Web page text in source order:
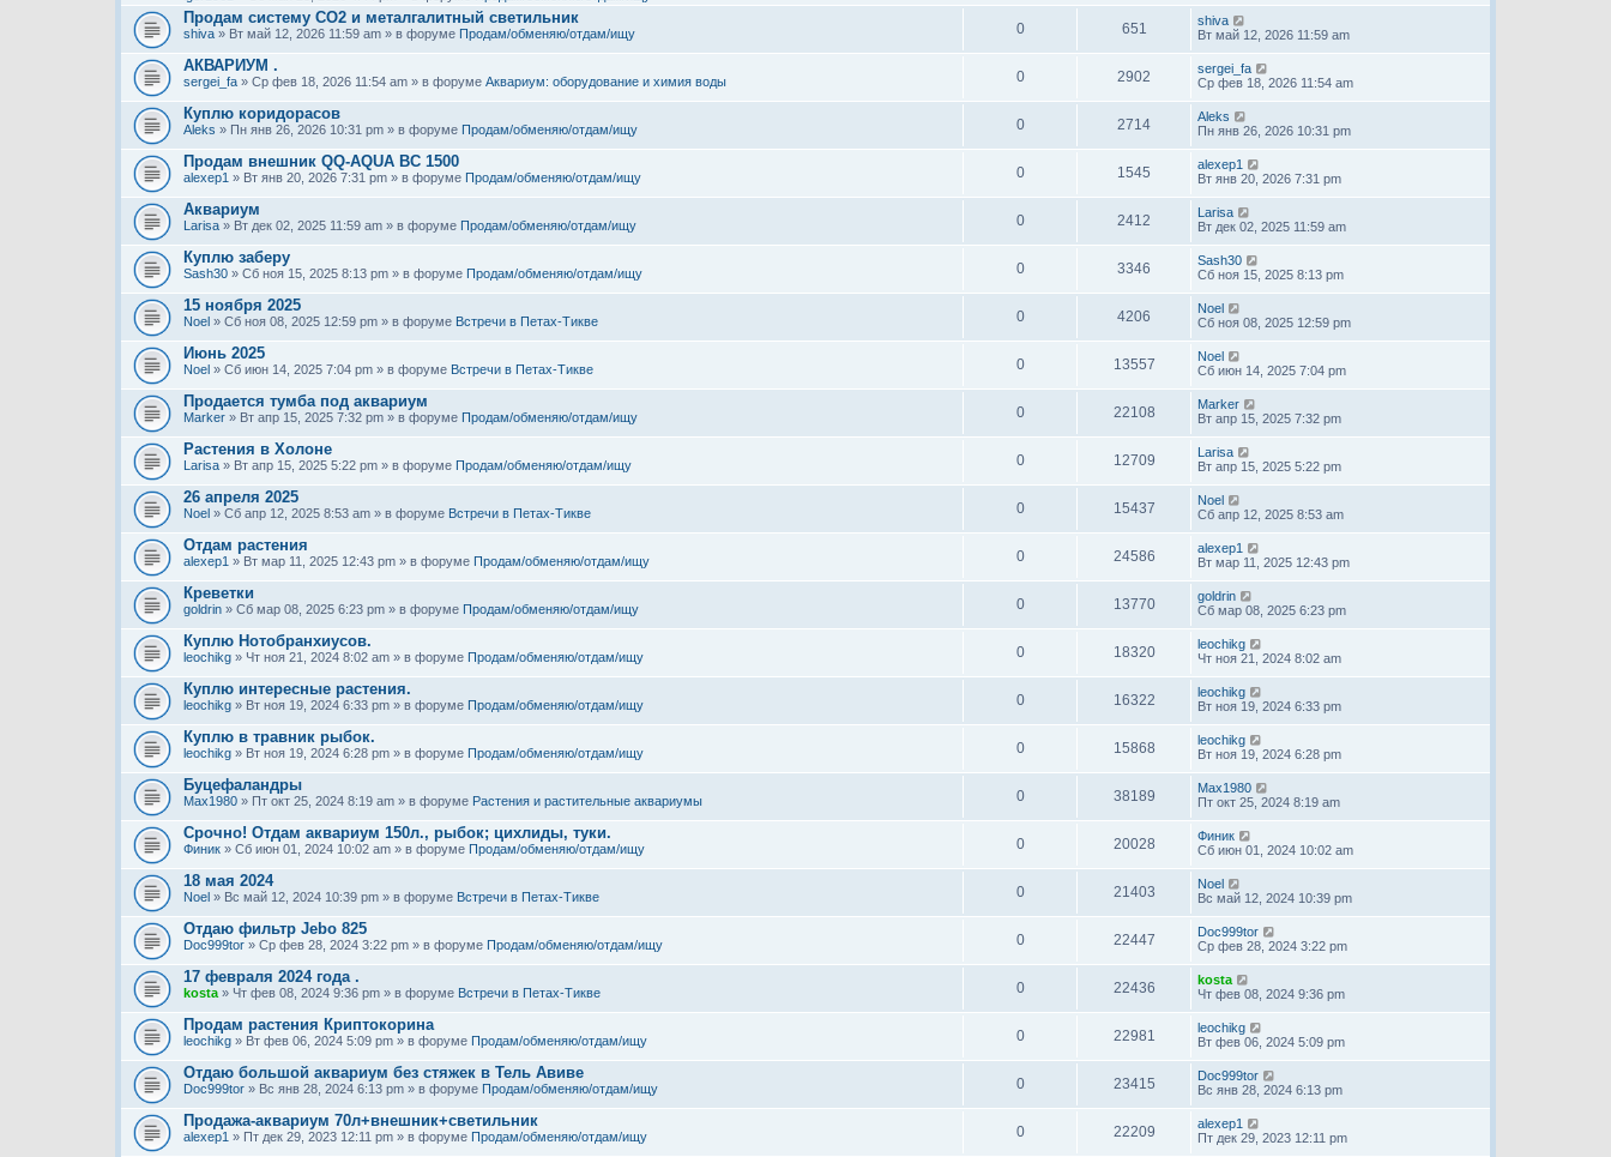
Продам систему СО2 и металгалитный светильник
shiva » Вт май 12, 2026 11:59 am » в форуме Продам/обменяю/отдам/ищу 0 651
shiva
Вт май 12, 2026 11:59 am
АКВАРИУМ .
sergei_fa » Ср фев 18, 2026 11:54 am » в форуме Аквариум: оборудование и химия воды 0 2902
sergei_fa
Ср фев 18, 2026 11:54 am
Куплю коридорасов
Aleks » Пн янв 26, 2026 10:31 pm » в форуме Продам/обменяю/отдам/ищу 0 2714
Aleks
Пн янв 26, 2026 10:31 pm
Продам внешник QQ-AQUA BC 1500
alexep1 » Вт янв 20, 2026 7:31 pm » в форуме Продам/обменяю/отдам/ищу 0 1545
alexep1
Вт янв 20, 2026 7:31 pm
Аквариум
Larisa » Вт дек 02, 2025 11:59 am » в форуме Продам/обменяю/отдам/ищу 0 2412
Larisa
Вт дек 02, 2025 11:59 am
Куплю заберу
Sash30 » Сб ноя 15, 2025 8:13 pm » в форуме Продам/обменяю/отдам/ищу 0 3346
Sash30
Сб ноя 15, 2025 8:13 pm
15 ноября 2025
Noel » Сб ноя 08, 2025 12:59 pm » в форуме Встречи в Петах-Тикве 0 4206
Noel
Сб ноя 08, 2025 12:59 pm
Июнь 2025
Noel » Сб июн 14, 2025 7:04 pm » в форуме Встречи в Петах-Тикве 0 13557
Noel
Сб июн 14, 2025 7:04 pm
Продается тумба под аквариум
Marker » Вт апр 15, 2025 7:32 pm » в форуме Продам/обменяю/отдам/ищу 0 22108
Marker
Вт апр 15, 2025 7:32 pm
Растения в Холоне
Larisa » Вт апр 15, 2025 5:22 pm » в форуме Продам/обменяю/отдам/ищу 0 12709
Larisa
Вт апр 15, 2025 5:22 pm
26 апреля 2025
Noel » Сб апр 12, 2025 8:53 am » в форуме Встречи в Петах-Тикве 0 15437
Noel
Сб апр 12, 2025 8:53 am
Отдам растения
alexep1 » Вт мар 11, 2025 12:43 pm » в форуме Продам/обменяю/отдам/ищу 0 24586
alexep1
Вт мар 11, 2025 12:43 pm
Креветки
goldrin » Сб мар 08, 2025 6:23 pm » в форуме Продам/обменяю/отдам/ищу 0 13770
goldrin
Сб мар 08, 2025 6:23 pm
Куплю Нотобранхиусов.
leochikg » Чт ноя 21, 2024 8:02 am » в форуме Продам/обменяю/отдам/ищу 0 18320
leochikg
Чт ноя 21, 2024 8:02 am
Куплю интересные растения.
leochikg » Вт ноя 19, 2024 6:33 pm » в форуме Продам/обменяю/отдам/ищу 0 16322
leochikg
Вт ноя 19, 2024 6:33 pm
Куплю в травник рыбок.
leochikg » Вт ноя 19, 2024 6:28 pm » в форуме Продам/обменяю/отдам/ищу 0 15868
leochikg
Вт ноя 19, 2024 6:28 pm
Буцефаландры
Max1980 » Пт окт 25, 2024 8:19 am » в форуме Растения и растительные аквариумы 0 38189
Max1980
Пт окт 25, 2024 8:19 am
Срочно! Отдам аквариум 150л., рыбок; цихлиды, туки.
Финик » Сб июн 01, 2024 10:02 am » в форуме Продам/обменяю/отдам/ищу 0 20028
Финик
Сб июн 01, 2024 10:02 am
18 мая 2024
Noel » Вс май 12, 2024 10:39 pm » в форуме Встречи в Петах-Тикве 0 21403
Noel
Вс май 12, 2024 10:39 pm
Отдаю фильтр Jebo 825
Doc999tor » Ср фев 28, 2024 3:22 pm » в форуме Продам/обменяю/отдам/ищу 0 22447
Doc999tor
Ср фев 28, 2024 3:22 pm
17 февраля 2024 года .
kosta » Чт фев 08, 2024 9:36 pm » в форуме Встречи в Петах-Тикве 0 22436
kosta
Чт фев 08, 2024 9:36 pm
Продам растения Криптокорина
leochikg » Вт фев 06, 2024 5:09 pm » в форуме Продам/обменяю/отдам/ищу 0 22981
leochikg
Вт фев 06, 2024 5:09 pm
Отдаю большой аквариум без стяжек в Тель Авиве
Doc999tor » Вс янв 28, 2024 6:13 pm » в форуме Продам/обменяю/отдам/ищу 0 23415
Doc999tor
Вс янв 28, 2024 6:13 pm
Продажа-аквариум 70л+внешник+светильник
alexep1 » Пт дек 29, 2023 12:11 pm » в форуме Продам/обменяю/отдам/ищу 0 22209
alexep1
Пт дек 29, 2023 12:11 pm